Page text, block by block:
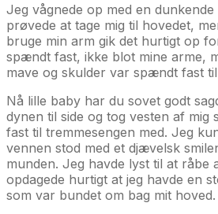
Jeg vågnede op med en
prøvede at tage mig til hovedet,
bruge min arm gik det hurtigt op
spændt fast, ikke blot mine arme,
mave og skulder var spændt fast
Nå lille baby har du sovet godt
dynen til side og tog vesten af mig
fast til tremmesengen med. Jeg
vennen stod med et djævelsk
munden. Jeg havde lyst til at råbe
opdagede hurtigt at jeg havde en
som var bundet om bag mit hoved.